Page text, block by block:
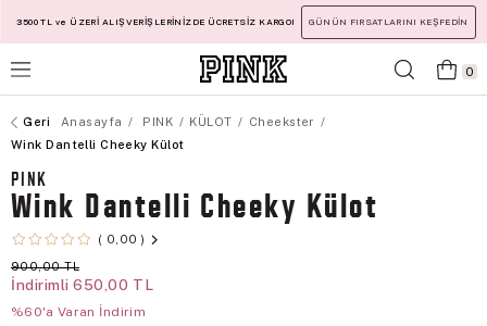
3500 TL ve ÜZERİ ALIŞVERİŞLERİNİZDE ÜCRETSİZ KARGO! GÜNÜN FIRSATLARINI KEŞFEDİN
0
Anasayfa PINK KÜLOT
Cheekster
Wink Dantelli Cheeky Külot
PINK
Wink Dantelli Cheeky Külot
0,00
900,00 TL
İndirimli 650,00 TL
%60'a Varan İndirim